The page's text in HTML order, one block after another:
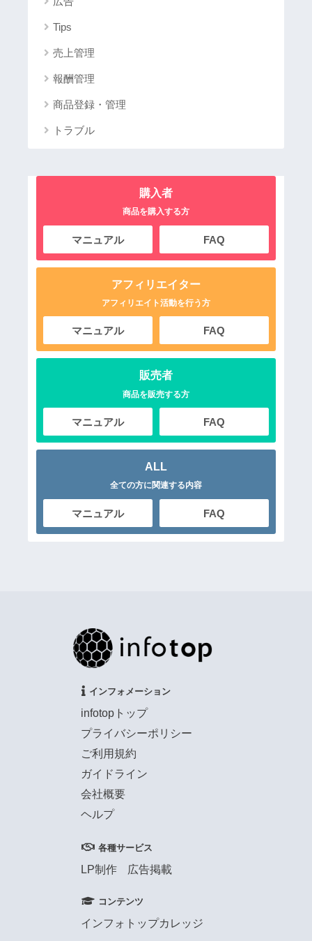
Tips
売上管理
報酬管理
商品登録・管理
トラブル
購入者
商品を購入する方
マニュアル FAQ
アフィリエイター
アフィリエイト活動を行う方
マニュアル FAQ
販売者
商品を販売する方
マニュアル FAQ
ALL
全ての方に関連する内容
マニュアル FAQ
インフォメーション
infotopトップ
プライバシーポリシー
ご利用規約
ガイドライン
会社概要
ヘルプ
各種サービス
LP制作 広告掲載
コンテンツ
インフォトップカレッジ